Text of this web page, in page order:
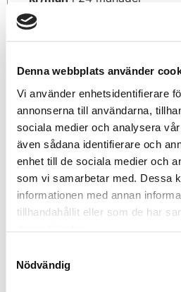
Denna webbplats använder
Vi använder enhetsidentifierare
annonserna till användarna,
sociala medier och analysera
även sådana identifierare och
enhet till de sociala medier och
som vi samarbetar med. Dessa
informationen med annan
tillhandahållit eller som de har
Nödvändig
Tillbehör